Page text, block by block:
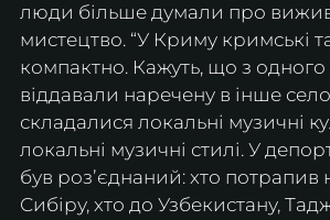
люди більше думали про
мистецтво. “У Криму кримські
компактно. Кажуть, що з одного
віддавали наречену в інше
складалися локальні музичні
локальні музичні стилі. У
був розʼєднаний: хто потрапив
Сибіру, ​​хто до Узбекистану,